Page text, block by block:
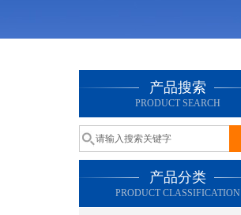
产品搜索
PRODUCT SEARCH
产品分类
PRODUCT CLASSIFICATION